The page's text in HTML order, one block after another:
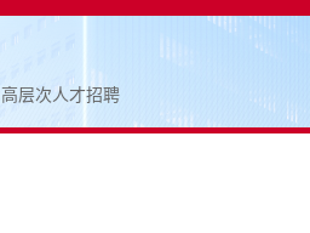
高层次人才招聘